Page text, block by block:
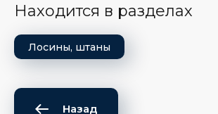
Находится в разделах
Лосины, штаны
Назад